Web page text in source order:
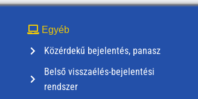
Egyéb
Közérdekű bejelentés, panasz
Belső visszaélés-bejelentési
rendszer